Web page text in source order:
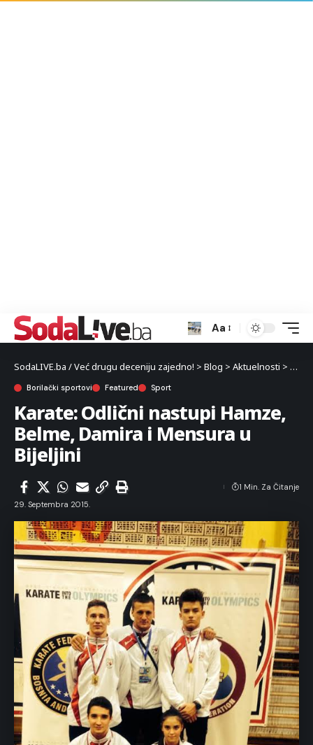
Aa
SodaLIVE.ba / Već drugu deceniju zajedno! > Blog > Aktuelnosti > Sport
Borilački sportovi Featured Sport
Karate: Odlični nastupi Hamze,
Belme, Damira i Mensura u
Bijeljini
29. Septembra 2015.
1 Min. Za Čitanje